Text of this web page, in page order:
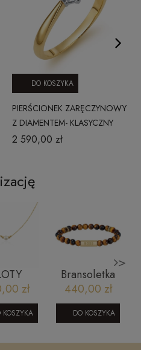
PIERŚCIONEK ZARĘCZYNOWY
Z DIAMENTEM- KLASYCZNY
0,15 CT
2 590,00 zł
DO KOSZYKA
Z
I
M
zł
KOSZYKA
Bransoletka
BOSS
1580661M
440,00 zł
DO KOSZYKA
>